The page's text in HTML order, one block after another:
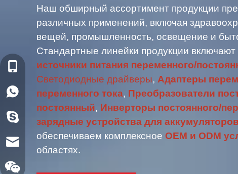
Наш обширный ассортимент продукции
различных применений, включая
вещей, промышленность, освещение и
Стандартные линейки продукции включают
источники питания переменного/
Светодиодные драйверы, Адаптеры
переменного тока, Преобразователи
постоянный, Инверторы постоянного/
зарядные устройства для аккумуляторов
обеспечиваем комплексное OEM и ODM
областях.
+86-18129522938
WhatsApp: +86-18129522938
sales@xelitepower.com